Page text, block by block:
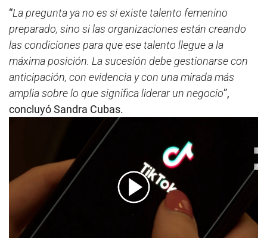
“La pregunta ya no es si existe talento femenino
preparado, sino si las organizaciones están creando
las condiciones para que ese talento llegue a la
máxima posición. La sucesión debe gestionarse con
anticipación, con evidencia y con una mirada más
amplia sobre lo que significa liderar un negocio”,
concluyó Sandra Cubas.